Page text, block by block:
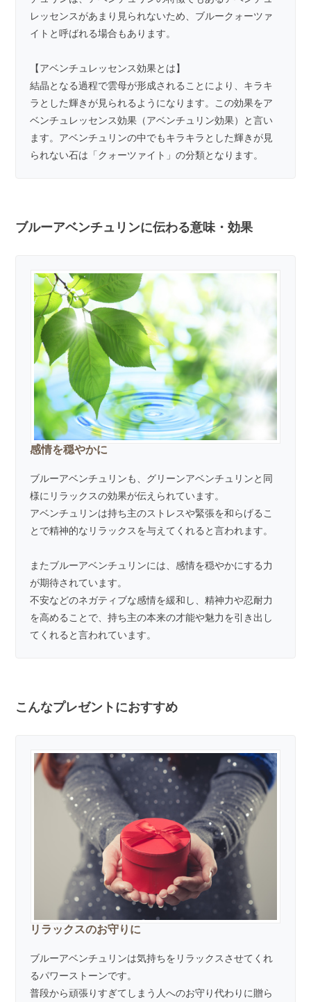
レッセンスがあまり見られないため、ブルークォーツァ
イトと呼ばれる場合もあります。
【アベンチュレッセンス効果とは】
結晶となる過程で雲母が形成されることにより、キラキ
ラとした輝きが見られるようになります。この効果をア
ベンチュレッセンス効果（アベンチュリン効果）と言い
ます。アベンチュリンの中でもキラキラとした輝きが見
られない石は「クォーツァイト」の分類となります。
ブルーアベンチュリンに伝わる意味・効果
感情を穏やかに
ブルーアベンチュリンも、グリーンアベンチュリンと同
様にリラックスの効果が伝えられています。
アベンチュリンは持ち主のストレスや緊張を和らげるこ
とで精神的なリラックスを与えてくれると言われます。
またブルーアベンチュリンには、感情を穏やかにする力
が期待されています。
不安などのネガティブな感情を緩和し、精神力や忍耐力
を高めることで、持ち主の本来の才能や魅力を引き出し
てくれると言われています。
こんなプレゼントにおすすめ
リラックスのお守りに
ブルーアベンチュリンは気持ちをリラックスさせてくれ
るパワーストーンです。
普段から頑張りすぎてしまう人へのお守り代わりに贈ら